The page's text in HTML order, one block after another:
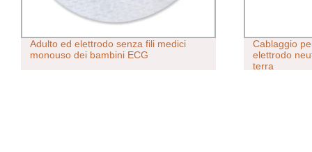
Adulto ed elettrodo senza fili medici
monouso dei bambini ECG
Cablaggio
elettrodo
terra